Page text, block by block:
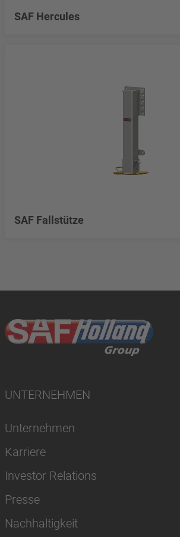
SAF Hercules
SAF Fallstütze
UNTERNEHMEN
Unternehmen
Karriere
Investor Relations
Presse
Nachhaltigkeit